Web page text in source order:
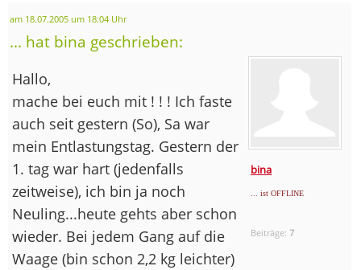
am 18.07.2005 um 18:04 Uhr
... hat bina geschrieben:
bina
... ist OFFLINE
Beiträge:7
Hallo,
mache bei euch mit ! ! ! Ich faste
auch seit gestern (So), Sa war
mein Entlastungstag. Gestern der
1. tag war hart (jedenfalls
zeitweise), ich bin ja noch
Neuling...heute gehts aber schon
wieder. Bei jedem Gang auf die
Waage (bin schon 2,2 kg leichter)